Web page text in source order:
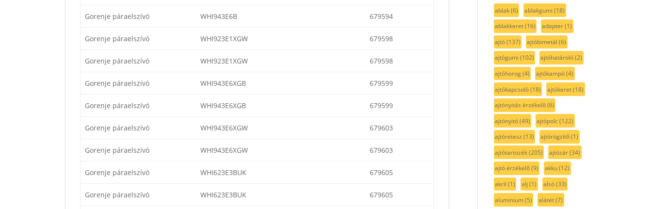
Gorenje páraelszívó WHI943E6B 679594
Gorenje páraelszívó WHI923E1XGW 679598
Gorenje páraelszívó WHI923E1XGW 679598
Gorenje páraelszívó WHI943E6XGB 679599
Gorenje páraelszívó WHI943E6XGB 679599
Gorenje páraelszívó WHI943E6XGW 679603
Gorenje páraelszívó WHI943E6XGW 679603
Gorenje páraelszívó WHI623E3BUK 679605
Gorenje páraelszívó WHI623E3BUK 679605
ablak(6) ablakgumi (18)
ablakkeret(16) adapter(1)
ajtó(137) ajtóbimetál (6)
ajtógumi (102) ajtóhatároló(2)
ajtóhorog(4) ajtókampó(4)
ajtókapcsoló(18) ajtókeret(18)
ajtónyitás érzékelő(6)
ajtónyitó(49) ajtópolc(122)
ajtóretesz (13) ajtórögzítő(1)
ajtótartozék(205) ajtózár(34)
ajtó érzékelő(9) akku(12)
akril (1) alj (1) alsó(33)
aluminium(5) alátét(7)